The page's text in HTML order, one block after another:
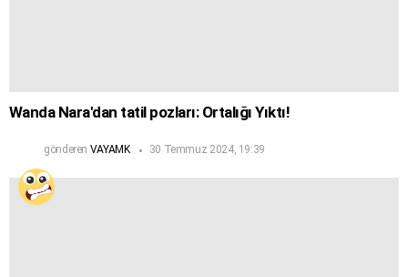
Wanda Nara'dan tatil pozları: Ortalığı Yıktı!
gönderen VAYAMK 30 Temmuz 2024, 19:39